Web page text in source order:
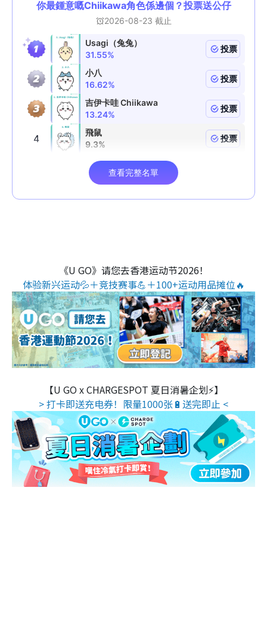
《U GO》请您去香港运动节2026！
体验新兴运动💦＋竞技赛事💪＋100+运动用品摊位🔥
【U GO x CHARGESPOT 夏日消暑企划⚡】
> 打卡即送充电券！限量1000张🔋送完即止 <